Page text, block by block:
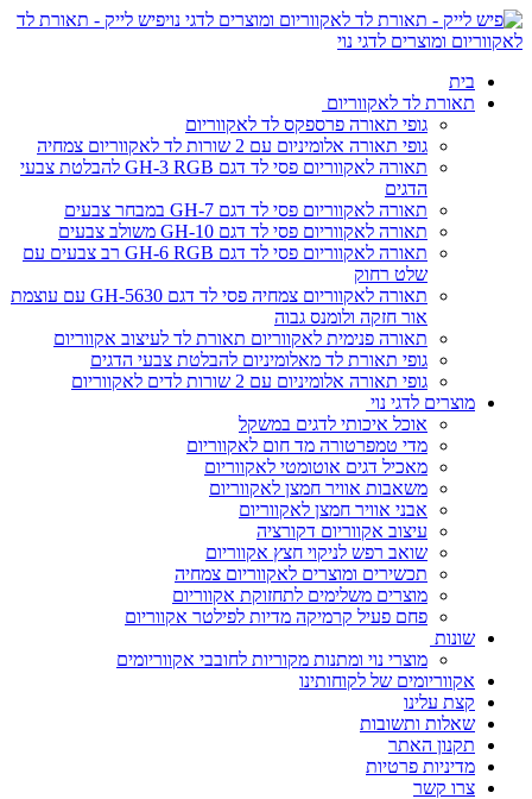
פיש לייק - תאורת לד
לאקווריום ומוצרים לדגי נוי
בית
תאורת לד לאקווריום
גופי תאורה פרספקס לד לאקווריום
גופי תאורה אלומיניום עם 2 שורות לד לאקווריום צמחיה
תאורה לאקווריום פסי לד דגם GH-3 RGB להבלטת צבעי
הדגים
תאורה לאקווריום פסי לד דגם GH-7 במבחר צבעים
תאורה לאקווריום פסי לד דגם GH-10 משולב צבעים
תאורה לאקווריום פסי לד דגם GH-6 RGB רב צבעים עם
שלט רחוק
תאורה לאקווריום צמחיה פסי לד דגם GH-5630 עם עוצמת
אור חזקה ולומנס גבוה
תאורה פנימית לאקווריום תאורת לד לעיצוב אקווריום
גופי תאורת לד מאלומיניום להבלטת צבעי הדגים
גופי תאורה אלומיניום עם 2 שורות לדים לאקווריום
מוצרים לדגי נוי
אוכל איכותי לדגים במשקל
מדי טמפרטורה מד חום לאקווריום
מאכיל דגים אוטומטי לאקווריום
משאבות אוויר חמצן לאקווריום
אבני אוויר חמצן לאקווריום
עיצוב אקווריום דקורציה
שואב רפש לניקוי חצץ אקווריום
תכשירים ומוצרים לאקווריום צמחיה
מוצרים משלימים לתחזוקת אקווריום
פחם פעיל קרמיקה מדיות לפילטר אקווריום
שונות
מוצרי נוי ומתנות מקוריות לחובבי אקווריומים
אקווריומים של לקוחותינו
קצת עלינו
שאלות ותשובות
תקנון האתר
מדיניות פרטיות
צרו קשר